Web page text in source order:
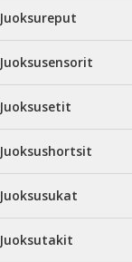
Juoksureput
Juoksusensorit
Juoksusetit
Juoksushortsit
Juoksusukat
Juoksutakit